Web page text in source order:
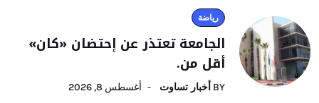
رياضة
الجامعة تعتذر عن إحتضان «كان»
أقل من.
BY أخبار تساوت أغسطس 8, 2026